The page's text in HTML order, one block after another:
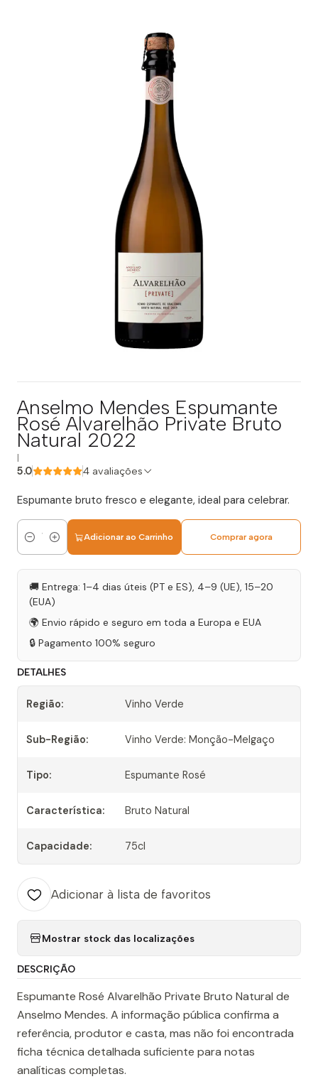
Anselmo Mendes Espumante
Rosé Alvarelhão Private Bruto
Natural 2022
5.0 4 avaliações
Espumante bruto fresco e elegante, ideal para celebrar.
Quantidade
Adicionar ao Carrinho Comprar agora
🚚 Entrega: 1–4 dias úteis (PT e ES), 4–9 (UE), 15–20
(EUA)
🌍 Envio rápido e seguro em toda a Europa e EUA
🔒 Pagamento 100% seguro
DETALHES
Região: Vinho Verde
Sub-Região: Vinho Verde: Monção-Melgaço
Tipo: Espumante Rosé
Característica: Bruto Natural
Capacidade: 75cl
Adicionar à lista de favoritos
Mostrar stock das localizações
DESCRIÇÃO
Espumante Rosé Alvarelhão Private Bruto Natural de
Anselmo Mendes. A informação pública confirma a
referência, produtor e casta, mas não foi encontrada
ficha técnica detalhada suficiente para notas
analíticas completas.